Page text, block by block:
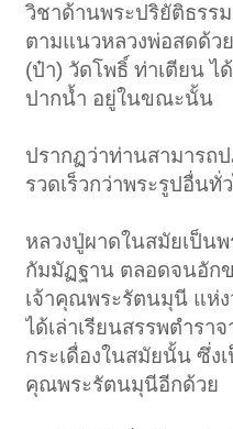
วิชาด้านพระปริยัติธรร
ตามแนวหลวงพ่อสดด้ว
(ป๋า) วัดโพธิ์ ท่าเตียน
ปากน้ำ อยู่ในขณะนั้น
ปรากฏว่าท่านสามารถ
รวดเร็วกว่าพระรูปอื่นทั่
หลวงปู่ผาดในสมัยเป็น
กัมมัฏฐาน ตลอดจนอัก
เจ้าคุณพระรัตนมุนี แห่
ได้เล่าเรียนสรรพตำรา
กระเดื่องในสมัยนั้น ซึ่ง
คุณพระรัตนมุนีอีกด้วย